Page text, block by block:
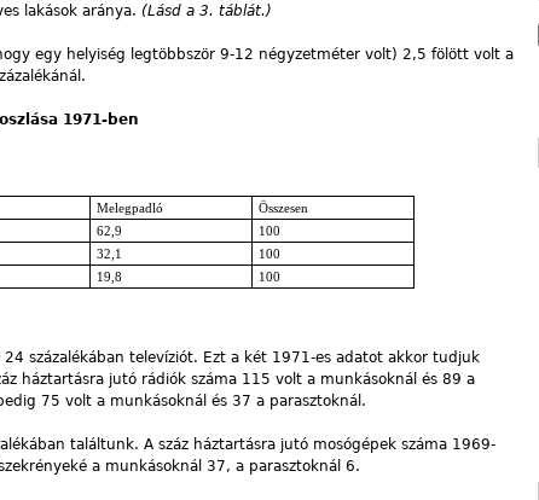
lakások aránya. (Lásd a 3. táblát.)
egy helyiség legtöbbször 9-12 négyzetméter volt) 2,5 fölött volt a
1971-ben
Melegpadló
Összesen
62,9
100
32,1
100
19,8 100
százalékában televíziót. Ezt a két 1971-es adatot akkor tudjuk
háztartásra jutó rádiók száma 115 volt a munkásoknál és 89 a
75 volt a munkásoknál és 37 a parasztoknál.
találtunk. A száz háztartásra jutó mosógépek száma 1969-
a munkásoknál 37, a parasztoknál 6.